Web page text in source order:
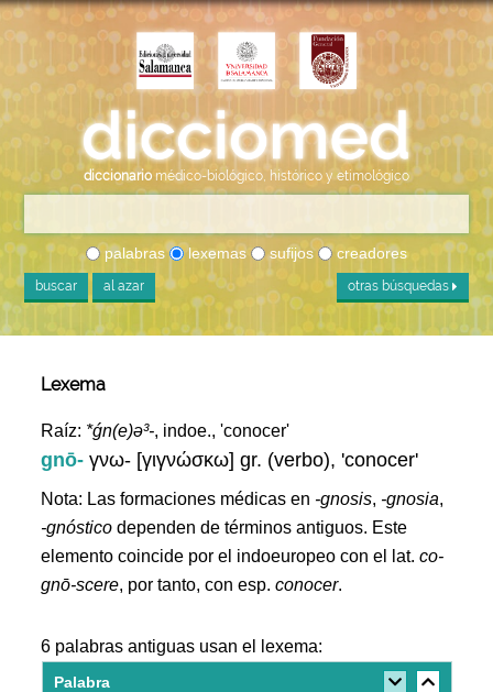
diccionario médico-biológico, histórico y etimológico
palabras lexemas sufijos creadores
buscar al azar otras búsquedas
Lexema
Raíz: *ǵn(e)ə³-, indoe., 'conocer'
gnō-γνω- [γιγνώσκω] gr. (verbo), 'conocer'
Nota: Las formaciones médicas en -gnosis, -gnosia,
-gnóstico dependen de términos antiguos. Este
elemento coincide por el indoeuropeo con el lat.co-
gnō-scere, por tanto, con esp.conocer.
6 palabras antiguas usan el lexema:
Palabra